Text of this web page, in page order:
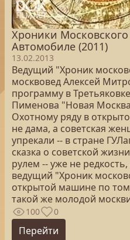
Хроники
Автомобиле (2011)
13.02.2013
Ведущий "Хроник
москвовед Алексей
программу в
Пименова "Новая
Охотному ряду в
не дама, а советская
упрекали -- в стране
сказка о советской
рулем -- уже не
ведущий "Хроник
открытой машине по
такой же молодой
100 0
Перейти